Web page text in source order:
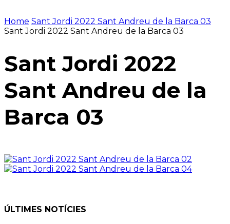
Home Sant Jordi 2022 Sant Andreu de la Barca 03
Sant Jordi 2022 Sant Andreu de la Barca 03
Sant Jordi 2022
Sant Andreu de la
Barca 03
ÚLTIMES NOTÍCIES